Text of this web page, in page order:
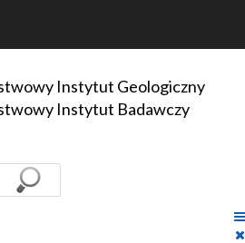
Instytut Geologiczny
Instytut Badawczy